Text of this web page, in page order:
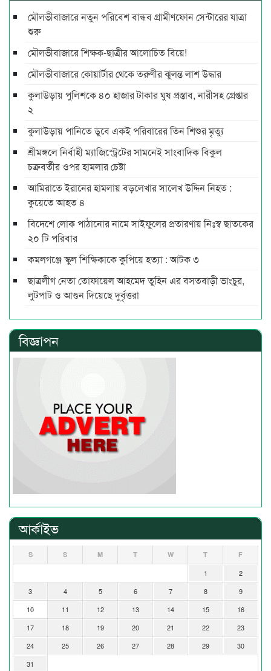
মৌলভীবাজারে নতুন পরিবেশ বান্ধব গ্রামীণফোন সেন্টারের যাত্রা
শুরু
মৌলভীবাজারে শিক্ষক-ছাত্রীর আলোচিত বিয়ে!
মৌলভীবাজারে কোয়ার্টার থেকে তরুণীর ঝুলন্ত লাশ উদ্ধার
কুলাউড়ায় পুলিশকে ৪০ হাজার টাকার ঘুষ প্রস্তাব, নারীসহ গ্রেপ্তার
২
কুলাউড়ায় পানিতে ডুবে একই পরিবারের তিন শিশুর মৃত্যু
শ্রীমঙ্গলে নির্বাহী ম্যাজিস্ট্রেটের সামনেই সাংবাদিক বিকুল
চক্রবর্তীর ওপর হামলার চেষ্টা
আমিরাতে ইরানের হামলায় বড়লেখার সালেখ উদ্দিন নিহত :
কুয়েতে আহত ৪
বিদেশে লোক পাঠানোর নামে সাইফুলের প্রতারণায় নিঃস্ব ছাতকের
২০ টি পরিবার
কমলগঞ্জে স্কুল শিক্ষিকাকে কুপিয়ে হত্যা : আটক ৩
ছাত্রলীগ নেতা তোফায়েল আহমেদ তুহিন এর বসতবাড়ী ভাংচুর,
লুটপাট ও আগুন দিয়েছে দুর্বৃত্তরা
বিজ্ঞাপন
আর্কাইভ
S S M T W T F
1
2
3
4 5 6 7 8
9
10
11 12 13 14 15
16
17
18 19 20 21 22
23
24
25 26 27 28 29
30
31